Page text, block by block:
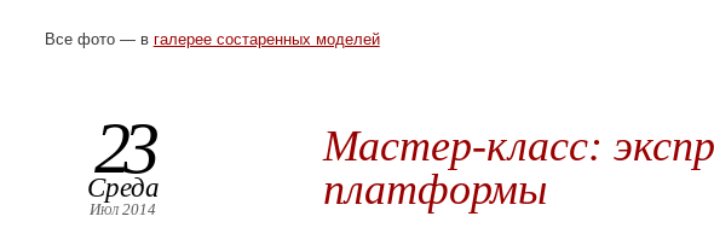
Все фото — в галерее состаренных моделей
Мастер-класс:
платформы
23
Среда
Июл 2014